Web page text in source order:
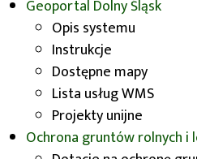
Geoportal Dolny Śląsk
Opis systemu
Instrukcje
Dostępne mapy
Lista usług WMS
Projekty unijne
Ochrona gruntów rolnych i